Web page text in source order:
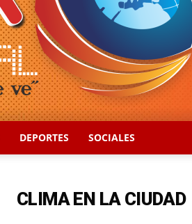
DEPORTES SOCIALES
CLIMA EN LA CIUDAD